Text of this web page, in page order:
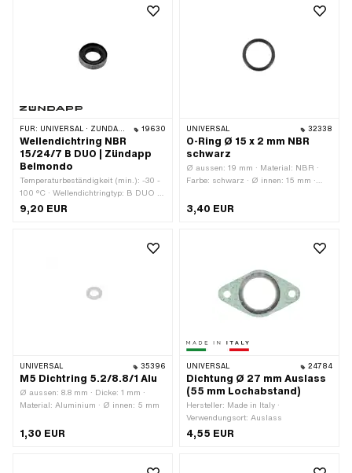
FÜR: UNIVERSAL · ZÜNDAPP BELMONDO · ZÜNDAPP 19630
Wellendichtring NBR
15/24/7 B DUO | Zündapp
Belmondo
Temperaturbeständigkeit (min.): -30 -
100 °C · Wellendichtringtyp: B DUO -
Mit Blech-Aussenmantel / zwei
Breite: 7 mm · Breite: 9 mm · Material:
9,20 EUR
UNIVERSAL 32338
O-Ring Ø 15 x 2 mm NBR
schwarz
Ø aussen: 19 mm · Material: NBR ·
Farbe: schwarz · Ø innen: 15 mm ·
3,40 EUR
UNIVERSAL 35396
M5 Dichtring 5.2/8.8/1 Alu
Ø aussen: 8.8 mm · Dicke: 1 mm ·
Material: Aluminium · Ø innen: 5 mm
1,30 EUR
UNIVERSAL 24784
Dichtung Ø 27 mm Auslass
(55 mm Lochabstand)
Hersteller: Made in Italy ·
Verwendungsort: Auslass
4,55 EUR